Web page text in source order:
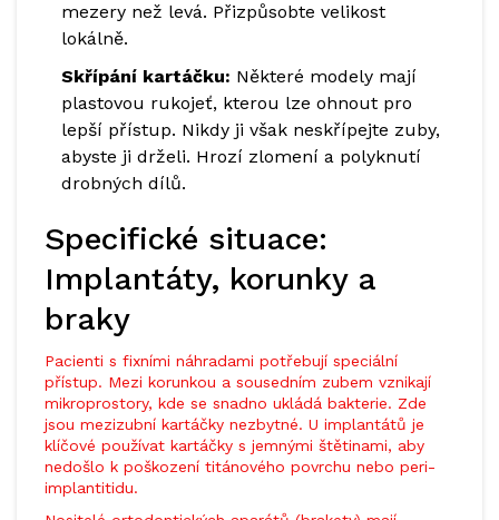
mezery než levá. Přizpůsobte velikost
lokálně.
Skřípání kartáčku: Některé modely mají
plastovou rukojeť, kterou lze ohnout pro
lepší přístup. Nikdy ji však neskřípejte zuby,
abyste ji drželi. Hrozí zlomení a polyknutí
drobných dílů.
Specifické situace:
Implantáty, korunky a
braky
Pacienti s fixními náhradami potřebují speciální
přístup. Mezi korunkou a sousedním zubem vznikají
mikroprostory, kde se snadno ukládá bakterie. Zde
jsou mezizubní kartáčky nezbytné. U implantátů je
klíčové používat kartáčky s jemnými štětinami, aby
nedošlo k poškození titánového povrchu nebo peri-
implantitidu.